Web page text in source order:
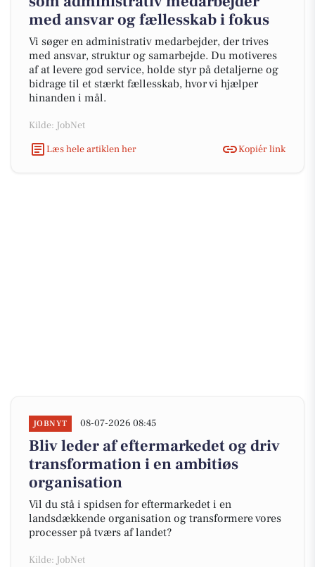
med ansvar og fællesskab i fokus
Vi søger en administrativ medarbejder, der trives
med ansvar, struktur og samarbejde. Du motiveres
af at levere god service, holde styr på detaljerne og
bidrage til et stærkt fællesskab, hvor vi hjælper
hinanden i mål.
Kilde: JobNet
Læs hele artiklen her
Kopiér link
JOBNYT 08-07-2026 08:45
Bliv leder af eftermarkedet og driv
transformation i en ambitiøs
organisation
Vil du stå i spidsen for eftermarkedet i en
landsdækkende organisation og transformere vores
processer på tværs af landet?
Kilde: JobNet